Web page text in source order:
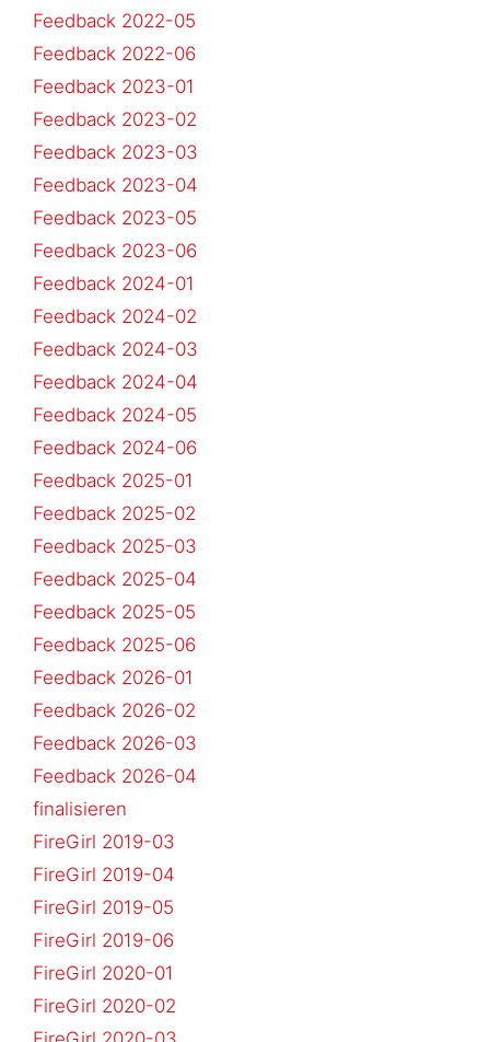
Feedback 2022-05
Feedback 2022-06
Feedback 2023-01
Feedback 2023-02
Feedback 2023-03
Feedback 2023-04
Feedback 2023-05
Feedback 2023-06
Feedback 2024-01
Feedback 2024-02
Feedback 2024-03
Feedback 2024-04
Feedback 2024-05
Feedback 2024-06
Feedback 2025-01
Feedback 2025-02
Feedback 2025-03
Feedback 2025-04
Feedback 2025-05
Feedback 2025-06
Feedback 2026-01
Feedback 2026-02
Feedback 2026-03
Feedback 2026-04
finalisieren
FireGirl 2019-03
FireGirl 2019-04
FireGirl 2019-05
FireGirl 2019-06
FireGirl 2020-01
FireGirl 2020-02